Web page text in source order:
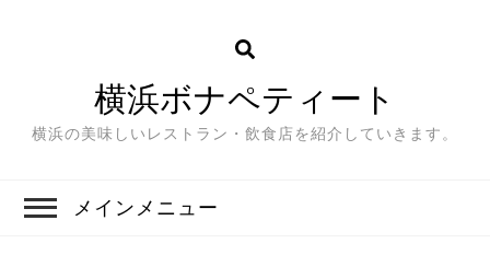
横浜ボナペティート
横浜の美味しいレストラン・飲食店を紹介していきます。
メインメニュー